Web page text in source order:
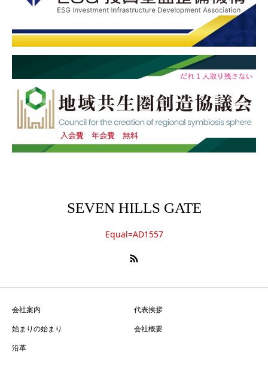
SEVEN HILLS GATE
Equal=AD1557
会社案内
代表挨拶
始まりの始まり
会社概要
沿革